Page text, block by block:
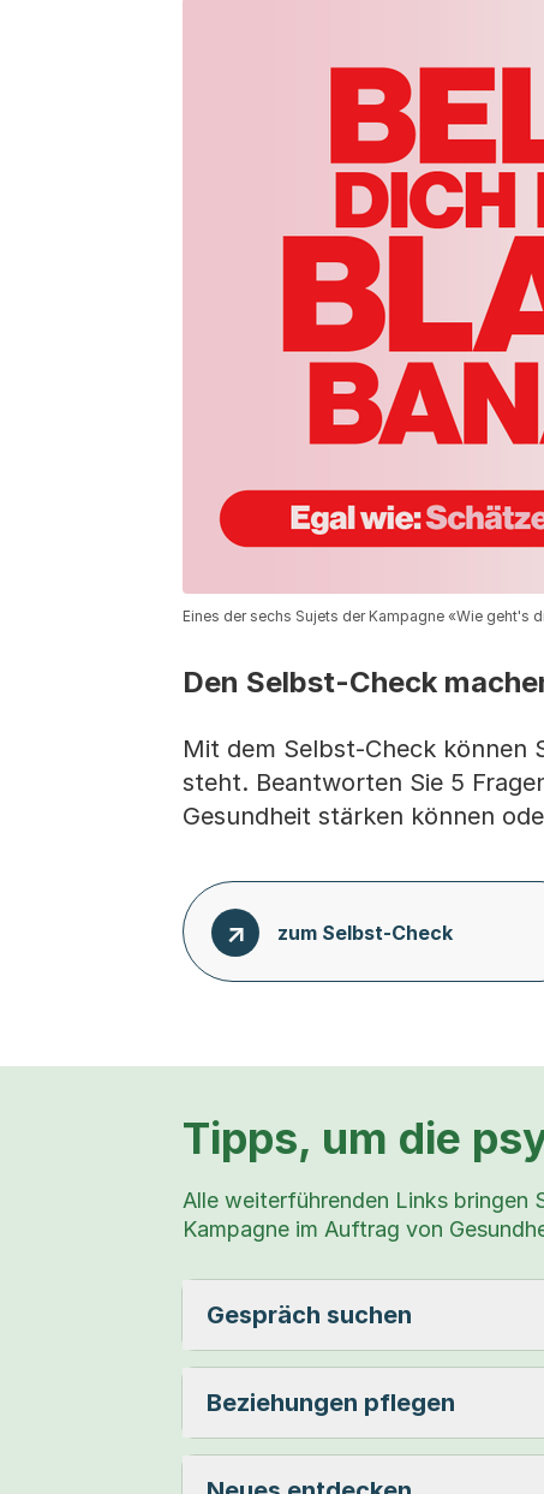
Eines der sechs Sujets der Kampagne «Wie geht's
Den Selbst-Check
Mit dem Selbst-Check können
steht. Beantworten Sie 5
Gesundheit stärken können
zum Selbst-Check
Tipps, um die
Alle weiterführenden Links bringen
Kampagne im Auftrag von
Gespräch suchen
Beziehungen pflegen